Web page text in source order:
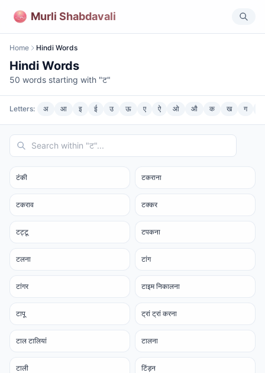
Murli Shabdavali
Home Hindi Words
Hindi Words
50 words starting with "ट"
Letters: अ आ इ ई उ ऊ ए ऐ ओ औ क ख ग
टंकी टकराना
टकराव टक्कर
टट्टू टपकना
टलना टांग
टांगर टाइम निकालना
टापू ट्रां ट्रां करना
टाल टालियां टालना
टाली टिंड़न